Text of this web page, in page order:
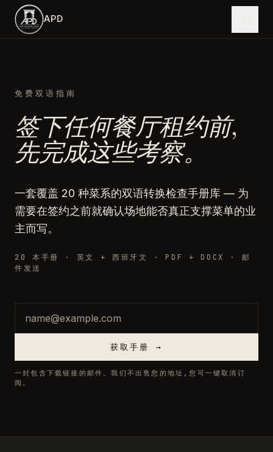
跳到主内容
APD
免费双语指南
签下任何餐厅租约前,
先完成这些考察。
一套覆盖 20 种菜系的双语转换检查手册库 — 为
需要在签约之前就确认场地能否真正支撑菜单的业
主而写。
20 本手册 · 英文 + 西班牙文 · PDF + DOCX · 邮
件发送
获取手册 →
一封包含下载链接的邮件。我们不出售您的地址,您可一键取消订
阅。